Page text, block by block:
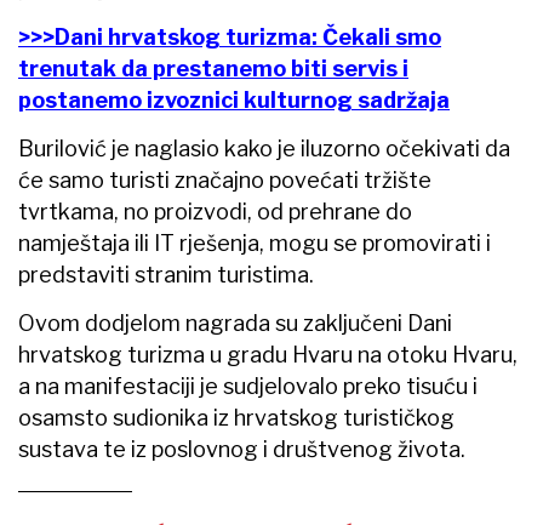
>>>Dani hrvatskog turizma: Čekali smo
trenutak da prestanemo biti servis i
postanemo izvoznici kulturnog sadržaja
Burilović je naglasio kako je iluzorno očekivati da
će samo turisti značajno povećati tržište
tvrtkama, no proizvodi, od prehrane do
namještaja ili IT rješenja, mogu se promovirati i
predstaviti stranim turistima.
Ovom dodjelom nagrada su zaključeni Dani
hrvatskog turizma u gradu Hvaru na otoku Hvaru,
a na manifestaciji je sudjelovalo preko tisuću i
osamsto sudionika iz hrvatskog turističkog
sustava te iz poslovnog i društvenog života.